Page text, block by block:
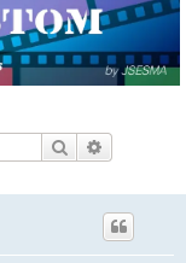
c
Buscar